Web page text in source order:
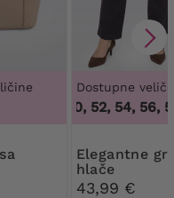
Dostupne
48, 50, 52, 54, 56, 58
Elegantne grafitne
hlače
43,99 €